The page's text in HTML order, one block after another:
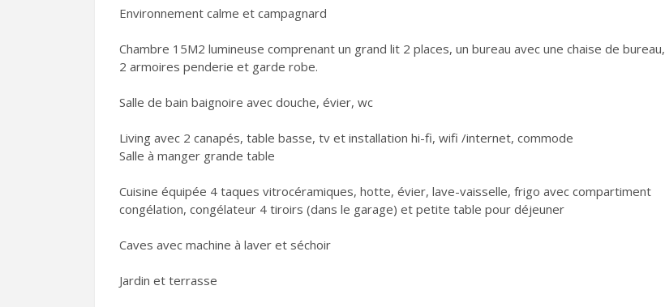
Environnement calme et campagnard
Chambre 15M2 lumineuse comprenant un grand lit 2 places, un bureau avec une chaise de bureau,
2 armoires penderie et garde robe.
Salle de bain baignoire avec douche, évier, wc
Living avec 2 canapés, table basse, tv et installation hi-fi, wifi /internet, commode
Salle à manger grande table
Cuisine équipée 4 taques vitrocéramiques, hotte, évier, lave-vaisselle, frigo avec compartiment
congélation, congélateur 4 tiroirs (dans le garage) et petite table pour déjeuner
Caves avec machine à laver et séchoir
Jardin et terrasse